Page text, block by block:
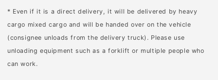
う。 1．照明タイプの種
類で選ぶ 1つ目は照明
（フラッシュ）タイプの
種類です。トレイルカメ
ラは撮影時に照射される
* Even if it is a direct delivery, it will be delivered by heavy
cargo mixed cargo and will be handed over on the vehicle
(consignee unloads from the delivery truck). Please use
unloading equipment such as a forklift or multiple people who
can work.